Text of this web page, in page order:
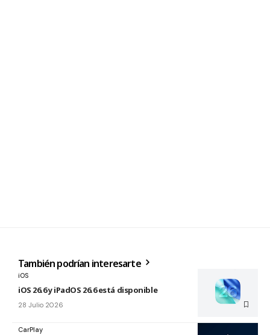
También podrían interesarte
iOS
iOS 26.6 y iPadOS 26.6 está disponible
28 Julio 2026
CarPlay